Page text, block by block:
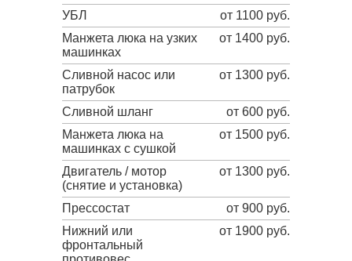
УБЛ
от 1100 руб.
Манжета люка на узких
машинках
от 1400 руб.
Сливной насос или
патрубок
от 1300 руб.
Сливной шланг
от 600 руб.
Манжета люка на
машинках с сушкой
от 1500 руб.
Двигатель / мотор
(снятие и установка)
от 1300 руб.
Прессостат
от 900 руб.
Нижний или
фронтальный
от 1900 руб.